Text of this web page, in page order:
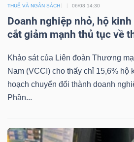
THUẾ VÀ NGÂN SÁCH 06/08 14:30
Doanh nghiệp nhỏ, hộ
cắt giảm mạnh thủ tục về
Khảo sát của Liên đoàn Thương
Nam (VCCI) cho thấy chỉ 15,6% hộ
hoạch chuyển đổi thành doanh
Phần...
viết
của
tác
giả
(-)
cáo